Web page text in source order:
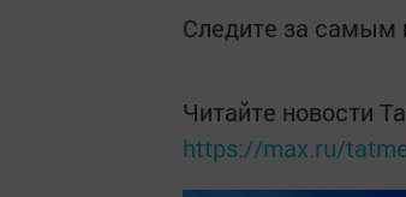
Следите за
Читайте новости
https://max.ru/